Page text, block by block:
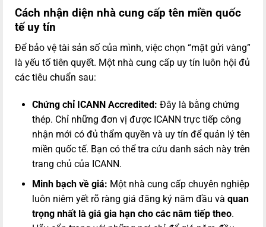
Cách nhận diện nhà cung cấp tên miền quốc
tế uy tín
Để bảo vệ tài sản số của mình, việc chọn “mặt gửi vàng”
là yếu tố tiên quyết. Một nhà cung cấp uy tín luôn hội đủ
các tiêu chuẩn sau:
Chứng chỉ ICANN Accredited: Đây là bằng chứng
thép. Chỉ những đơn vị được ICANN trực tiếp công
nhận mới có đủ thẩm quyền và uy tín để quản lý tên
miền quốc tế. Bạn có thể tra cứu danh sách này trên
trang chủ của ICANN.
Minh bạch về giá: Một nhà cung cấp chuyên nghiệp
luôn niêm yết rõ ràng giá đăng ký năm đầu và quan
trọng nhất là giá gia hạn cho các năm tiếp theo.